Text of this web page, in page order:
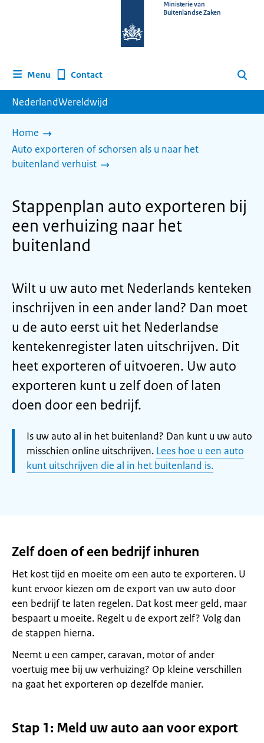
homepage
Ministerie van
Buitenlandse Zaken
Menu Contact Zoeken
NederlandWereldwijd
Home
Auto exporteren of schorsen als u naar het
buitenland verhuist
Stappenplan auto exporteren bij
een verhuizing naar het
buitenland
Wilt u uw auto met Nederlands kenteken
inschrijven in een ander land? Dan moet
u de auto eerst uit het Nederlandse
kentekenregister laten uitschrijven. Dit
heet exporteren of uitvoeren. Uw auto
exporteren kunt u zelf doen of laten
doen door een bedrijf.
Let
op:
Is uw auto al in het buitenland? Dan kunt u uw auto
misschien online uitschrijven. Lees hoe u een auto
kunt uitschrijven die al in het buitenland is.
Zelf doen of een bedrijf inhuren
Het kost tijd en moeite om een auto te exporteren. U
kunt ervoor kiezen om de export van uw auto door
een bedrijf te laten regelen. Dat kost meer geld, maar
bespaart u moeite. Regelt u de export zelf? Volg dan
de stappen hierna.
Neemt u een camper, caravan, motor of ander
voertuig mee bij uw verhuizing? Op kleine verschillen
na gaat het exporteren op dezelfde manier.
Stap 1: Meld uw auto aan voor export